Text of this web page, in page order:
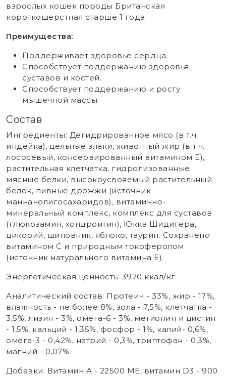
взрослых кошек породы Британская
короткошерстная старше 1 года.
Преимущества:
Поддерживает здоровье сердца.
Способствует поддержанию здоровья
суставов и костей.
Способствует поддержанию и росту
мышечной массы.
Состав
Ингредиенты: Дегидрированное мясо (в т.ч
индейка), цельные злаки, животный жир (в т.ч.
лососевый, консервированный витамином E),
растительная клетчатка, гидролизованные
мясные белки, высокоусвояемый растительный
белок, пивные дрожжи (источник
маннанолигосахаридов), витаминно-
минеральный комплекс, комплекс для суставов
(глюкозамин, хондроитин), Юкка Шидигера,
цикорий, шиповник, яблоко, таурин. Cохранено
витамином С и природным токоферолом
(источник натурального витамина Е).
Энергетическая ценность: 3970 ккал/кг
Аналитический состав: Протеин - 33%, жир - 17%,
влажность - не более 8%, зола - 7,5%, клетчатка -
3,5%, лизин - 3%, омега-6 - 3%, метионин и цистин
- 1,5%, кальций - 1,35%, фосфор - 1%, калий- 0,6%,
омега-3 - 0,42%, натрий - 0,3%, триптофан - 0,3%,
магний - 0,07%.
Добавки: Витамин А - 22500 МЕ, витамин D3 - 900